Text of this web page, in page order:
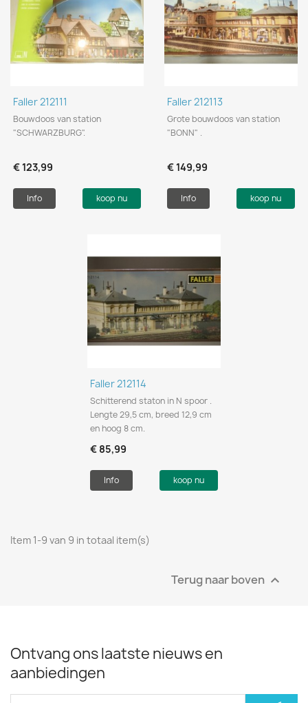
Faller 212111
Bouwdoos van station
"SCHWARZBURG".
€ 123,99
Info koop nu
Faller 212113
Grote bouwdoos van station
"BONN" .
€ 149,99
Info koop nu
Faller 212114
Schitterend staton in N spoor .
Lengte 29,5 cm, breed 12,9 cm
en hoog 8 cm.
€ 85,99
Info koop nu
Item 1-9 van 9 in totaal item(s)
Terug naar boven 
Ontvang ons laatste nieuws en
aanbiedingen